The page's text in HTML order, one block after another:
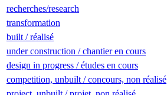
recherches/research
transformation
built / réalisé
under construction / chantier en cours
design in progress / études en cours
competition, unbuilt / concours, non réalisé